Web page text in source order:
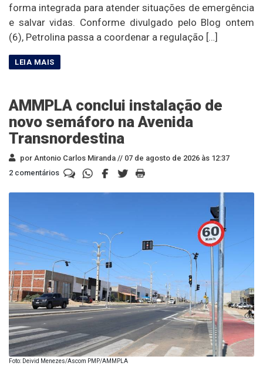
forma integrada para atender situações de emergência
e salvar vidas. Conforme divulgado pelo Blog ontem
(6), Petrolina passa a coordenar a regulação […]
AMMPLA conclui instalação de
novo semáforo na Avenida
Transnordestina
por Antonio Carlos Miranda // 07 de agosto de 2026 às 12:37
2 comentários
Foto: Deivid Menezes/Ascom PMP/AMMPLA